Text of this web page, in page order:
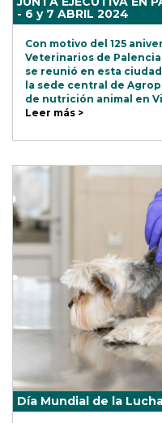
- 6 y 7 ABRIL 2024
Con motivo del 125
Veterinarios de
se reunió en esta
la sede central de
de nutrición animal en
Leer más >
Día Mundial de la